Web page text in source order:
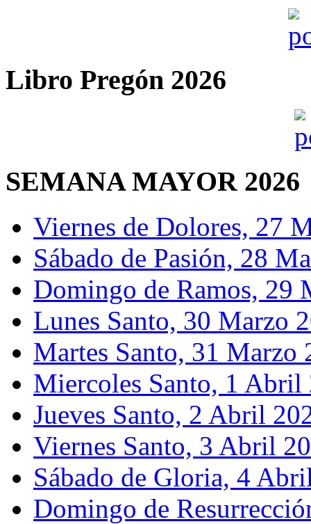
Libro Pregón 2026
SEMANA MAYOR 2026
Viernes de Dolores, 27
Sábado de Pasión, 28
Domingo de Ramos, 29
Lunes Santo, 30 Marzo
Martes Santo, 31 Marzo
Miercoles Santo, 1 Abril
Jueves Santo, 2 Abril
Viernes Santo, 3 Abril
Sábado de Gloria, 4
Domingo de